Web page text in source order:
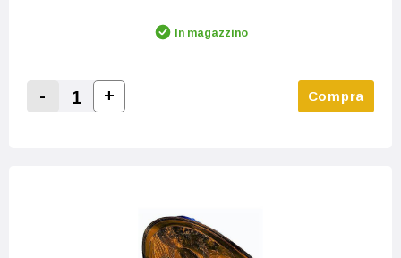
In magazzino
Decrease Quantity:
-
Increase Quantity:
+ Compra